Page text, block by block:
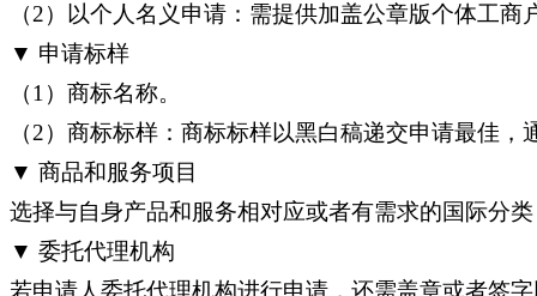
（2）以个人名义申请：需提供加盖公章版个体工
▼ 申请标样
（1）商标名称。
（2）商标标样：商标标样以黑白稿递交申请最佳
▼ 商品和服务项目
选择与自身产品和服务相对应或者有需求的国际分
▼ 委托代理机构
若申请人委托代理机构进行申请，还需盖章或者签